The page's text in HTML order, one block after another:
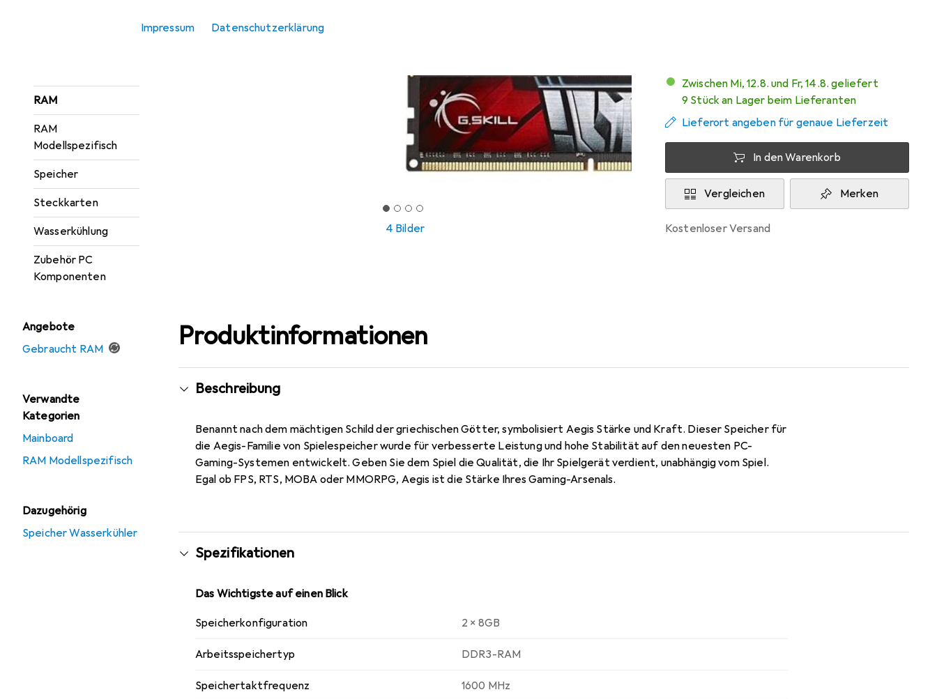
Impressum Datenschutzerklärung
RAM
RAM
Modellspezifisch
Speicher
Steckkarten
Wasserkühlung
Zubehör PC
Komponenten
Angebote
Gebraucht RAM
Verwandte
Kategorien
Mainboard
RAM Modellspezifisch
Dazugehörig
Speicher Wasserkühler
4 Bilder
Zwischen Mi, 12.8. und Fr, 14.8. geliefert
9 Stück an Lager beim Lieferanten
Lieferort angeben für genaue Lieferzeit
In den Warenkorb
Vergleichen Merken
kostenloser Versand
Produktinformationen
Beschreibung
Benannt nach dem mächtigen Schild der griechischen Götter, symbolisiert Aegis Stärke und Kraft. Dieser Speicher für
die Aegis-Familie von Spielespeicher wurde für verbesserte Leistung und hohe Stabilität auf den neuesten PC-
Gaming-Systemen entwickelt. Geben Sie dem Spiel die Qualität, die Ihr Spielgerät verdient, unabhängig vom Spiel.
Egal ob FPS, RTS, MOBA oder MMORPG, Aegis ist die Stärke Ihres Gaming-Arsenals.
Spezifikationen
Das Wichtigste auf einen Blick
Speicherkonfiguration 2 x 8GB
Arbeitsspeichertyp DDR3-RAM
Speichertaktfrequenz 1600 MHz